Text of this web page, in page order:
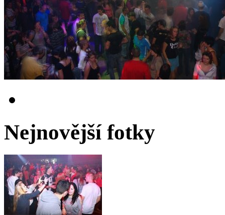
Nejnovější fotky